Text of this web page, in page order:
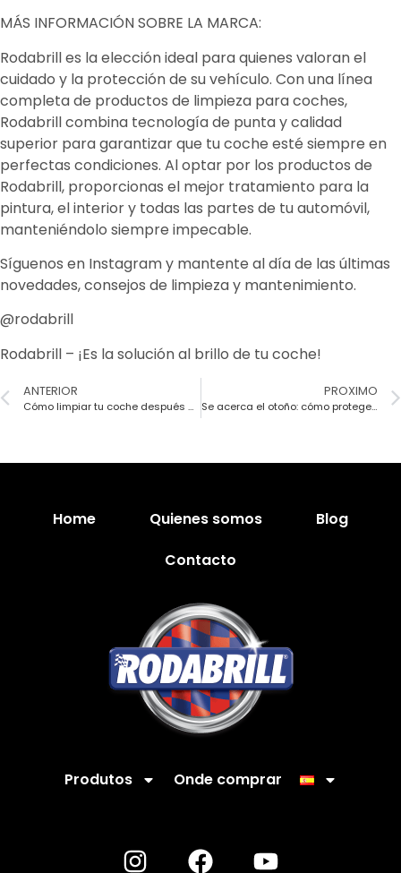
MÁS INFORMACIÓN SOBRE LA MARCA:
Rodabrill es la elección ideal para quienes valoran el
cuidado y la protección de su vehículo. Con una línea
completa de productos de limpieza para coches,
Rodabrill combina tecnología de punta y calidad
superior para garantizar que tu coche esté siempre en
perfectas condiciones. Al optar por los productos de
Rodabrill, proporcionas el mejor tratamiento para la
pintura, el interior y todas las partes de tu automóvil,
manteniéndolo siempre impecable.
Síguenos en Instagram y mantente al día de las últimas
novedades, consejos de limpieza y mantenimiento.
@rodabrill
Rodabrill – ¡Es la solución al brillo de tu coche!
ANTERIOR
Cómo limpiar tu coche después de las fiestas y vacaciones de verano
PROXIMO
Se acerca el otoño: cómo proteger y mantener limpio tu coche esta temporada
Home Quienes somos
Blog
Contacto
Produtos Onde comprar